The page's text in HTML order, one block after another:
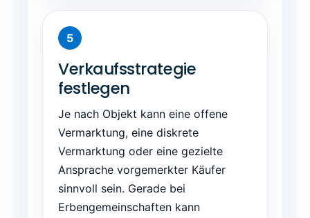
Verkaufsstrategie
festlegen
Je nach Objekt kann eine offene
Vermarktung, eine diskrete
Vermarktung oder eine gezielte
Ansprache vorgemerkter Käufer
sinnvoll sein. Gerade bei
Erbengemeinschaften kann